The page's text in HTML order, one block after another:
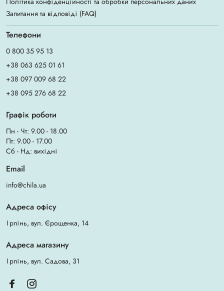
Запитання та відповіді (FAQ)
Телефони
0 800 35 95 13
+38 063 625 01 61
+38 097 009 68 22
+38 095 276 68 22
Графік роботи
Пн - Чт: 9.00 - 18.00
Пт: 9.00 - 17.00
Сб - Нд: вихідні
Email
info@chila.ua
Адреса офісу
Ірпінь, вул. Єрощенка, 14
Адреса магазину
Ірпінь, вул. Садова, 31